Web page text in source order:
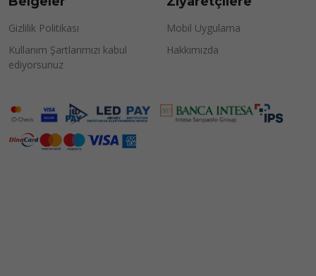
Gizlilik Politikası
Kullanım Şartlarımızı kabul
ediyorsunuz
Mobil Uygulama
Hakkımızda